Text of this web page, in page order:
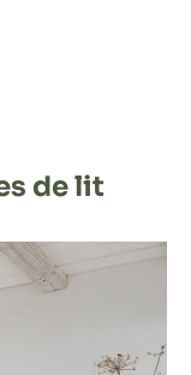
de lit